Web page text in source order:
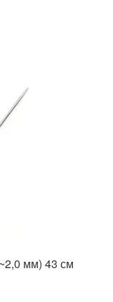
мм) 43 см